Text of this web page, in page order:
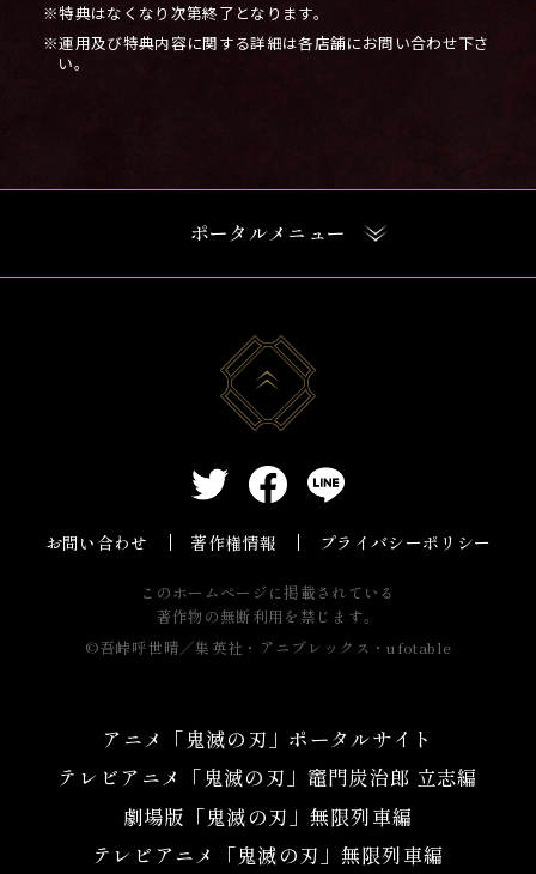
※特典はなくなり次第終了となります。
※運用及び特典内容に関する詳細は各店舗にお問い合わせ下さ
い。
ポータルメニュー
お問い合わせ 著作権情報 プライバシーポリシー
このホームページに掲載されている
著作物の無断利用を禁じます。
©吾峠呼世晴／集英社・アニプレックス・ufotable
アニメ「鬼滅の刃」ポータルサイト
テレビアニメ「鬼滅の刃」竈門炭治郎 立志編
劇場版「鬼滅の刃」無限列車編
テレビアニメ「鬼滅の刃」無限列車編